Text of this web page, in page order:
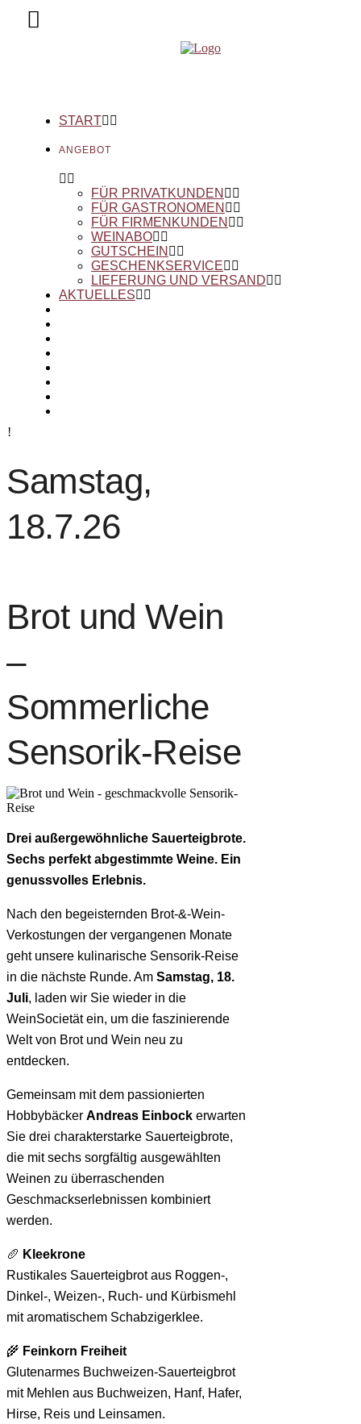
START
ANGEBOT
FÜR PRIVATKUNDEN
FÜR GASTRONOMEN
FÜR FIRMENKUNDEN
WEINABO
GUTSCHEIN
GESCHENKSERVICE
LIEFERUNG UND VERSAND
AKTUELLES
Samstag,
18.7.26
Brot und Wein
–
Sommerliche
Sensorik-Reise
Drei außergewöhnliche Sauerteigbrote.
Sechs perfekt abgestimmte Weine. Ein
genussvolles Erlebnis.
Nach den begeisternden Brot-&-Wein-
Verkostungen der vergangenen Monate
geht unsere kulinarische Sensorik-Reise
in die nächste Runde. Am Samstag, 18.
Juli, laden wir Sie wieder in die
WeinSocietät ein, um die faszinierende
Welt von Brot und Wein neu zu
entdecken.
Gemeinsam mit dem passionierten
Hobbybäcker Andreas Einbock erwarten
Sie drei charakterstarke Sauerteigbrote,
die mit sechs sorgfältig ausgewählten
Weinen zu überraschenden
Geschmackserlebnissen kombiniert
werden.
🥖 Kleekrone
Rustikales Sauerteigbrot aus Roggen-,
Dinkel-, Weizen-, Ruch- und Kürbismehl
mit aromatischem Schabzigerklee.
🌾 Feinkorn Freiheit
Glutenarmes Buchweizen-Sauerteigbrot
mit Mehlen aus Buchweizen, Hanf, Hafer,
Hirse, Reis und Leinsamen.